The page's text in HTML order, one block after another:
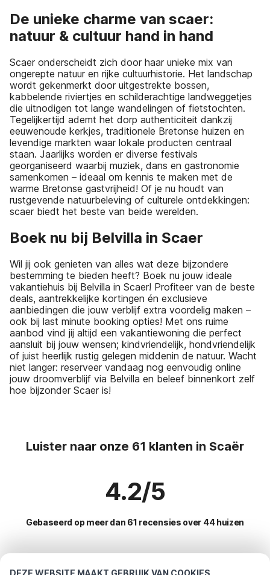
DEZE WEBSITE MAAKT GEBRUIK VAN COOKIES
De unieke charme van scaer:
natuur & cultuur hand in hand
Scaer onderscheidt zich door haar unieke mix van
ongerepte natuur en rijke cultuurhistorie. Het landschap
wordt gekenmerkt door uitgestrekte bossen,
kabbelende riviertjes en schilderachtige landweggetjes
die uitnodigen tot lange wandelingen of fietstochten.
Tegelijkertijd ademt het dorp authenticiteit dankzij
eeuwenoude kerkjes, traditionele Bretonse huizen en
levendige markten waar lokale producten centraal
staan. Jaarlijks worden er diverse festivals
georganiseerd waarbij muziek, dans en gastronomie
samenkomen – ideaal om kennis te maken met de
warme Bretonse gastvrijheid! Of je nu houdt van
rustgevende natuurbeleving of culturele ontdekkingen:
scaer biedt het beste van beide werelden.
Boek nu bij Belvilla in Scaer
Wil jij ook genieten van alles wat deze bijzondere
bestemming te bieden heeft? Boek nu jouw ideale
vakantiehuis bij Belvilla in Scaer! Profiteer van de beste
deals, aantrekkelijke kortingen én exclusieve
aanbiedingen die jouw verblijf extra voordelig maken –
ook bij last minute booking opties! Met ons ruime
aanbod vind jij altijd een vakantiewoning die perfect
aansluit bij jouw wensen; kindvriendelijk, hondvriendelijk
of juist heerlijk rustig gelegen middenin de natuur. Wacht
niet langer: reserveer vandaag nog eenvoudig online
jouw droomverblijf via Belvilla en beleef binnenkort zelf
hoe bijzonder Scaer is!
Luister naar onze 61 klanten in Scaër
4.2/5
Gebaseerd op meer dan 61 recensies over 44 huizen
Meest populaire bestemmingen voor